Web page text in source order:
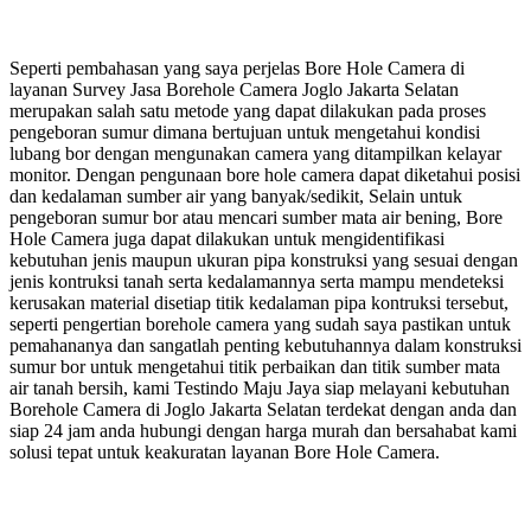
Seperti pembahasan yang saya perjelas Bore Hole Camera di
layanan Survey Jasa Borehole Camera Joglo Jakarta Selatan
merupakan salah satu metode yang dapat dilakukan pada proses
pengeboran sumur dimana bertujuan untuk mengetahui kondisi
lubang bor dengan mengunakan camera yang ditampilkan kelayar
monitor. Dengan pengunaan bore hole camera dapat diketahui posisi
dan kedalaman sumber air yang banyak/sedikit, Selain untuk
pengeboran sumur bor atau mencari sumber mata air bening, Bore
Hole Camera juga dapat dilakukan untuk mengidentifikasi
kebutuhan jenis maupun ukuran pipa konstruksi yang sesuai dengan
jenis kontruksi tanah serta kedalamannya serta mampu mendeteksi
kerusakan material disetiap titik kedalaman pipa kontruksi tersebut,
seperti pengertian borehole camera yang sudah saya pastikan untuk
pemahananya dan sangatlah penting kebutuhannya dalam konstruksi
sumur bor untuk mengetahui titik perbaikan dan titik sumber mata
air tanah bersih, kami Testindo Maju Jaya siap melayani kebutuhan
Borehole Camera di Joglo Jakarta Selatan terdekat dengan anda dan
siap 24 jam anda hubungi dengan harga murah dan bersahabat kami
solusi tepat untuk keakuratan layanan Bore Hole Camera.